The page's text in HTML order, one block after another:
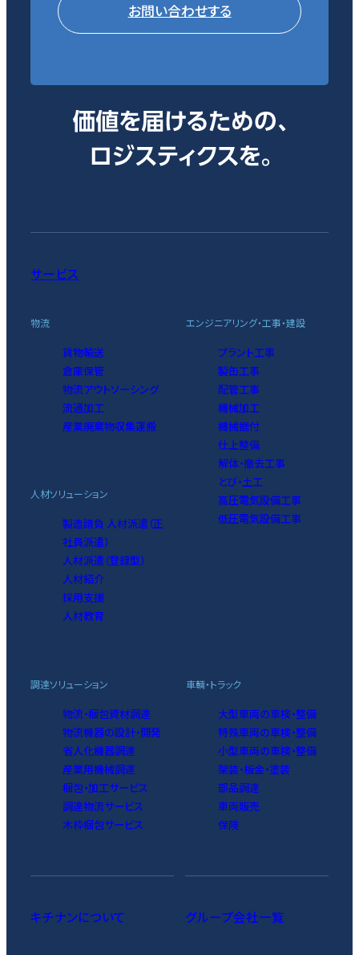
お問い合わせする
サービス
物流
貨物輸送
倉庫保管
物流アウトソーシング
流通加工
産業廃棄物収集運搬
人材ソリューション
製造請負 人材派遣（正
社員派遣）
人材派遣（登録型）
人材紹介
採用支援
人材教育
エンジニアリング・工事・建設
プラント工事
製缶工事
配管工事
機械加工
機械据付
仕上整備
解体・撤去工事
とび・土工
高圧電気設備工事
低圧電気設備工事
調達ソリューション
物流・梱包資材調達
物流機器の設計・開発
省人化機器調達
産業用機械調達
梱包・加工サービス
調達物流サービス
木枠梱包サービス
車輌・トラック
大型車両の車検・整備
特殊車両の車検・整備
小型車両の車検・整備
架装・板金・塗装
部品調達
車両販売
保険
キチナンについて グループ会社一覧